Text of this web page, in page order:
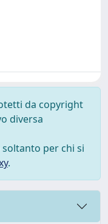
da copyright
diversa
per chi si
.